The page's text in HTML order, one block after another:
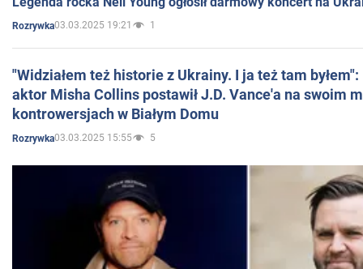
Rozrywka03.03.2025 19:21 1
"Widziałem też historie z Ukrainy. I ja też tam
aktor Misha Collins postawił J.D. Vance'a na swoim
kontrowersjach w Białym Domu
Rozrywka03.03.2025 15:55 5